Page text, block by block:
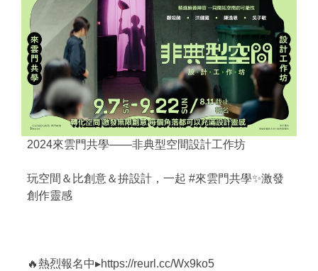
2024來雲門共學——非典型空間設計工作坊
玩空間＆比創意＆拚設計，一起 #來雲門共學✨激發
創作靈感
🔥熱烈報名中▸https://reurl.cc/Wx9ko5